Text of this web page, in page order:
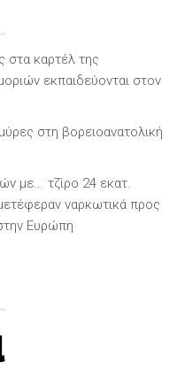
στα καρτέλ της
εκπαιδεύονται στον
στη βορειοανατολική
με... τζίρο 24 εκατ.
ναρκωτικά προς
Ευρώπη